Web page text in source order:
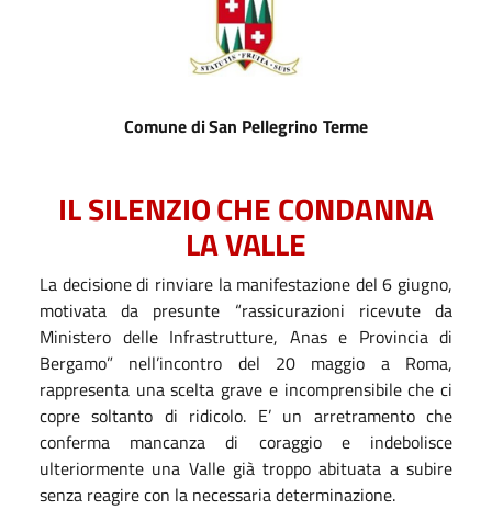
ComunediSan Pellegrino Terme
ILSILENZIOCHECONDANNA
LAVALLE
La decisione di rinviare la manifestazione del 6 giugno,
motivata da presunte “rassicurazioni ricevute da
Ministero delle Infrastrutture, Anas e Provincia di
Bergamo” nell’incontro del 20 maggio a Roma,
rappresenta una scelta grave e incomprensibile che ci
copre soltanto di ridicolo. E’ un arretramento che
conferma mancanza di coraggio e indebolisce
ulteriormente una Valle già troppo abituata a subire
senza reagire con la necessaria determinazione.